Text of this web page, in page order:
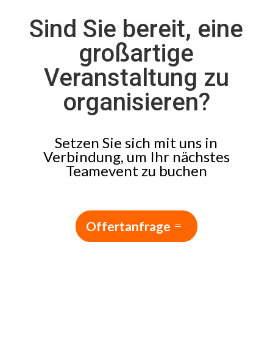
Sind Sie bereit, eine
großartige
Veranstaltung zu
organisieren?
Setzen Sie sich mit uns in
Verbindung, um Ihr nächstes
Teamevent zu buchen
Offertanfrage